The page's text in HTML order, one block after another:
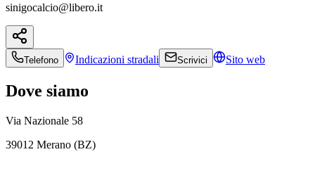
sinigocalcio@libero.it
Telefono Indicazioni stradali Scrivici Sito web
Dove siamo
Via Nazionale 58
39012 Merano (BZ)